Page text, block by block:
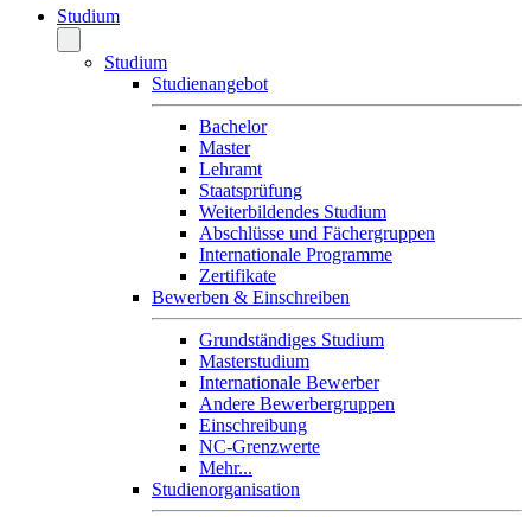
Studium
Studium
Studienangebot
Bachelor
Master
Lehramt
Staatsprüfung
Weiterbildendes Studium
Abschlüsse und Fächergruppen
Internationale Programme
Zertifikate
Bewerben & Einschreiben
Grundständiges Studium
Masterstudium
Internationale Bewerber
Andere Bewerbergruppen
Einschreibung
NC-Grenzwerte
Mehr...
Studienorganisation